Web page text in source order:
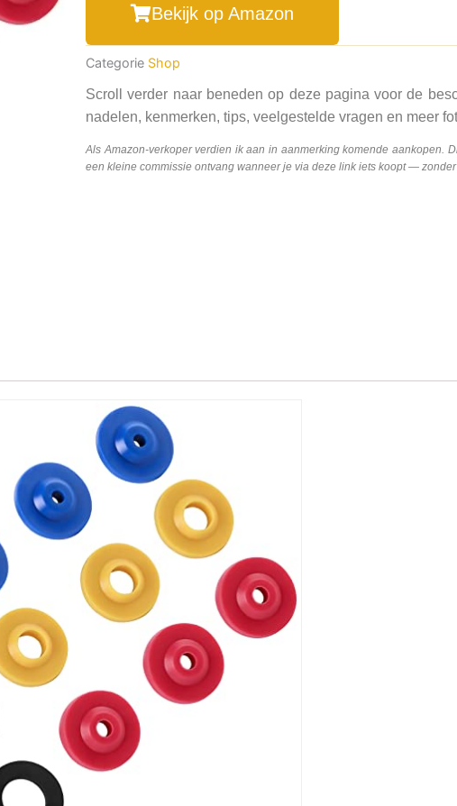
Bekijk op Amazon
Categorie Shop
Scroll verder naar beneden op deze pagina voor de
nadelen, kenmerken, tips, veelgestelde vragen en meer
Als Amazon-verkoper verdien ik aan in aanmerking komende aankopen.
een kleine commissie ontvang wanneer je via deze link iets koopt —